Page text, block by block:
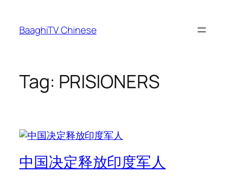
content
BaaghiTV Chinese
Tag: PRISIONERS
中国决定释放印度军人